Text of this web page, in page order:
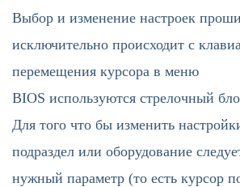
Выбор и изменение настроек
исключительно происходит с
перемещения курсора в меню
BIOS используются стрелочный
Для того что бы изменить
подраздел или оборудование
нужный параметр (то есть курсор